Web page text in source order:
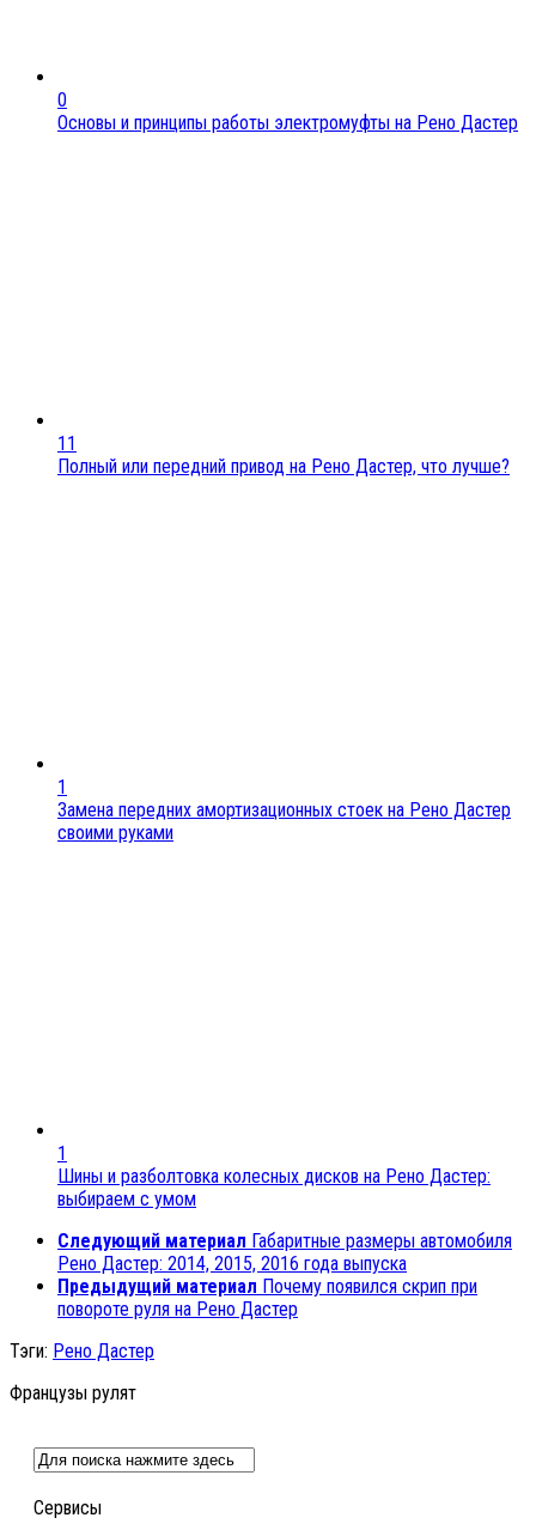
0
Основы и принципы работы электромуфты на Рено Дастер
11
Полный или передний привод на Рено Дастер, что лучше?
1
Замена передних амортизационных стоек на Рено Дастер
своими руками
1
Шины и разболтовка колесных дисков на Рено Дастер:
выбираем с умом
Следующий материал Габаритные размеры автомобиля
Рено Дастер: 2014, 2015, 2016 года выпуска
Предыдущий материал Почему появился скрип при
повороте руля на Рено Дастер
Тэги: Рено Дастер
Французы рулят
Сервисы